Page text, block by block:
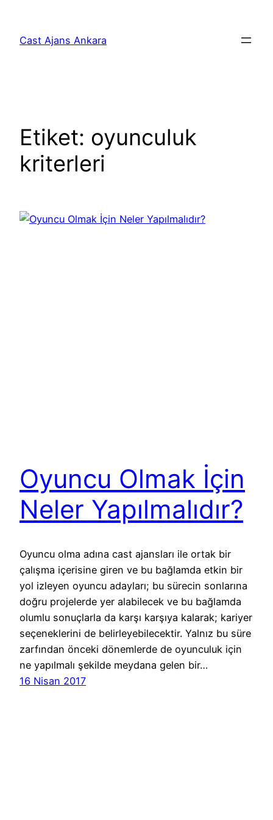
Cast Ajans Ankara
Etiket: oyunculuk
kriterleri
Oyuncu Olmak İçin
Neler Yapılmalıdır?
Oyuncu olma adına cast ajansları ile ortak bir
çalışma içerisine giren ve bu bağlamda etkin bir
yol izleyen oyuncu adayları; bu sürecin sonlarına
doğru projelerde yer alabilecek ve bu bağlamda
olumlu sonuçlarla da karşı karşıya kalarak; kariyer
seçeneklerini de belirleyebilecektir. Yalnız bu süre
zarfından önceki dönemlerde de oyunculuk için
ne yapılmalı şekilde meydana gelen bir…
16 Nisan 2017